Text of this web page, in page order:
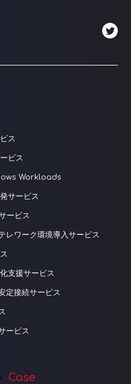
ス
ビス
Workloads
サービス
ービス
ワーク環境導入サービス
支援サービス
定接続サービス
ービス
Case